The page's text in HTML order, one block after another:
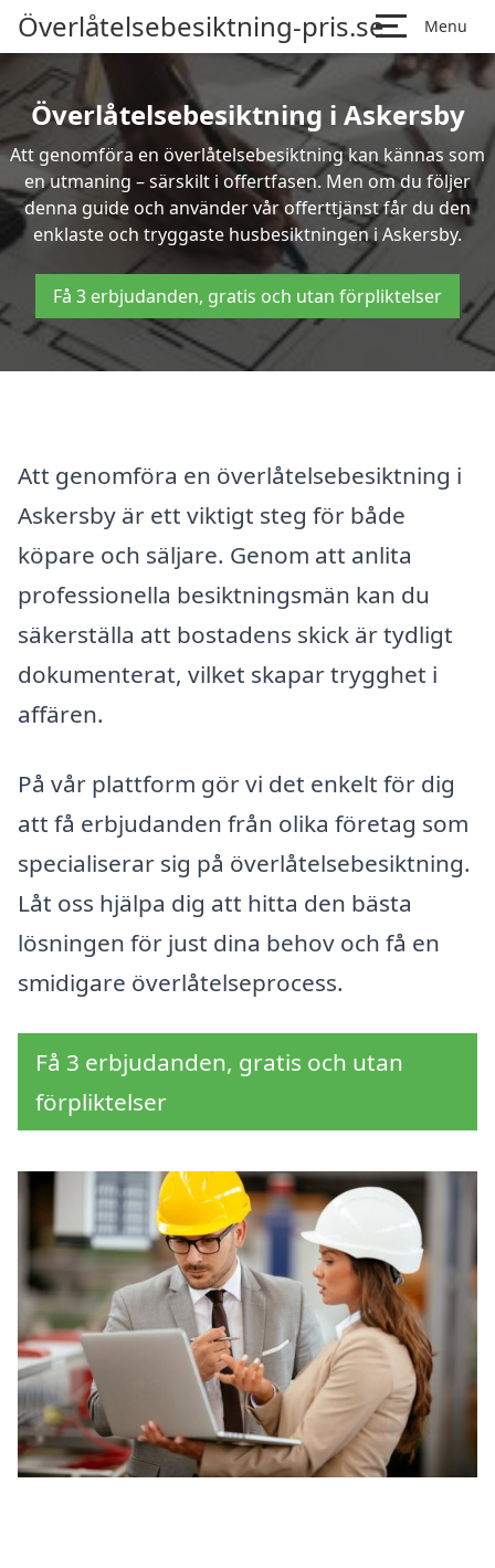
Överlåtelsebesiktning-pris.se Menu
Överlåtelsebesiktning i Askersby
Att genomföra en överlåtelsebesiktning kan kännas som
en utmaning – särskilt i offertfasen. Men om du följer
denna guide och använder vår offerttjänst får du den
enklaste och tryggaste husbesiktningen i Askersby.
Få 3 erbjudanden, gratis och utan förpliktelser
Att genomföra en överlåtelsebesiktning i
Askersby är ett viktigt steg för både
köpare och säljare. Genom att anlita
professionella besiktningsmän kan du
säkerställa att bostadens skick är tydligt
dokumenterat, vilket skapar trygghet i
affären.
På vår plattform gör vi det enkelt för dig
att få erbjudanden från olika företag som
specialiserar sig på överlåtelsebesiktning.
Låt oss hjälpa dig att hitta den bästa
lösningen för just dina behov och få en
smidigare överlåtelseprocess.
Få 3 erbjudanden, gratis och utan
förpliktelser